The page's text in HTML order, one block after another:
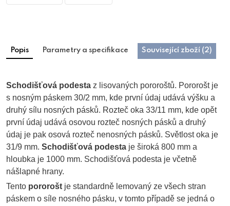
Popis Parametry a specifikace Související zboží (2)
Schodišťová podesta z lisovaných pororoštů. Pororošt je
s nosným páskem 30/2 mm, kde první údaj udává výšku a
druhý sílu nosných pásků. Rozteč oka 33/11 mm, kde opět
první údaj udává osovou rozteč nosných pásků a druhý
údaj je pak osová rozteč nenosných pásků. Světlost oka je
31/9 mm. Schodišťová podesta je široká 800 mm a
hloubka je 1000 mm. Schodišťová podesta je včetně
nášlapné hrany.
Tento pororošt je standardně lemovaný ze všech stran
páskem o síle nosného pásku, v tomto případě se jedná o